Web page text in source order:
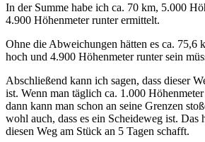
In der Summe habe ich ca. 70 km, 5.000
4.900 Höhenmeter runter ermittelt.
Ohne die Abweichungen hätten es ca. 75,6
hoch und 4.900 Höhenmeter runter sein
Abschließend kann ich sagen, dass dieser
ist. Wenn man täglich ca. 1.000
dann kann man schon an seine Grenzen
wohl auch, dass es ein Scheideweg ist. Das
diesen Weg am Stück an 5 Tagen schafft.